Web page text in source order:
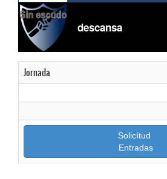
descansa
Jornada
Solicítud
Entradas